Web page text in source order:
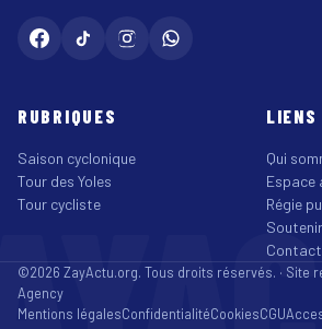
RUBRIQUES
Saison cyclonique
Tour des Yoles
Tour cycliste
Qui
Espace
Régie
Contact
©2026 ZayActu.org. Tous droits réservés. · Site
Agency
Mentions légalesConfidentialitéCookiesCGU